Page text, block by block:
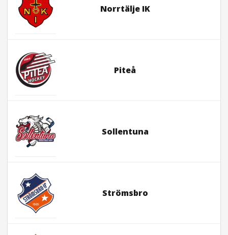
Norrtälje IK
Piteå
Sollentuna
Strömsbro